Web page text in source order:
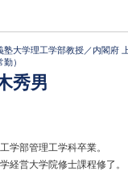
塾大学理工学部教授／内閣府
勤）
秀男
学部管理工学科卒業。
経営大学院修士課程修了。